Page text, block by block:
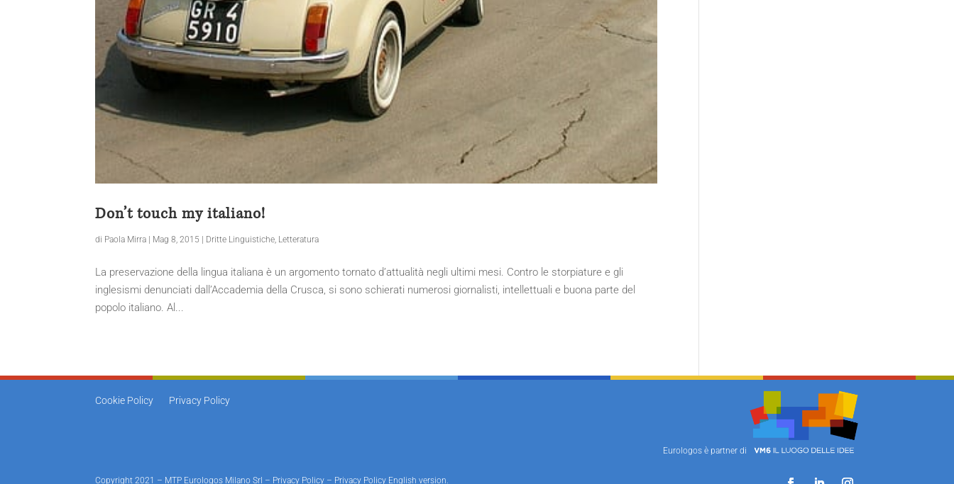
Don’t touch my italiano!
di Paola Mirra Mag 8, 2015 Dritte Linguistiche, Letteratura
La preservazione della lingua italiana è un argomento tornato d’attualità negli ultimi mesi. Contro le storpiature e gli
inglesismi denunciati dall’Accademia della Crusca, si sono schierati numerosi giornalisti, intellettuali e buona parte del
popolo italiano. Al...
Cookie Policy Privacy Policy
Eurologos è partner di
Copyright 2021 – MTP Eurologos Milano Srl – Privacy Policy – Privacy Policy English version